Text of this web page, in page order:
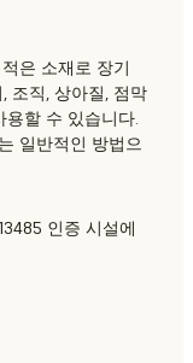
은 소재로 장기
조직, 상아질, 점막
할 수 있습니다.
일반적인 방법으
인증 시설에